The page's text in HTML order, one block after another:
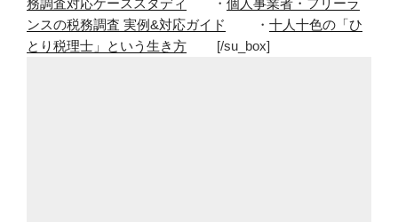
め
て
分
ンスの税務調査 実例&対応ガイド
・ 十人十色の「ひ
とり税理士」という生き方 [/su_box]